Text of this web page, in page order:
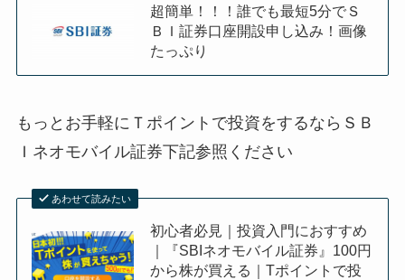
超簡単！！！誰でも最短5分でＳ
ＢＩ証券口座開設申し込み！画像
たっぷり
もっとお手軽にＴポイントで投資をするならＳＢ
Ｉネオモバイル証券下記参照ください
あわせて読みたい
初心者必見｜投資入門におすすめ
｜『SBIネオモバイル証券』100円
から株が買える｜Tポイントで投